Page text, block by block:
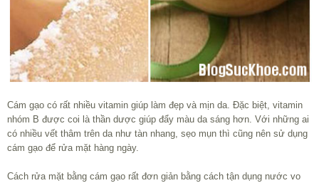
Cám gạo có rất nhiều vitamin giúp làm đẹp và mịn da. Đặc biệt, vitamin
nhóm B được coi là thần dược giúp đẩy màu da sáng hơn. Với những ai
có nhiều vết thâm trên da như tàn nhang, sẹo mụn thì cũng nên sử dụng
cám gạo để rửa mặt hàng ngày.
Cách rửa mặt bằng cám gạo rất đơn giản bằng cách tận dụng nước vo